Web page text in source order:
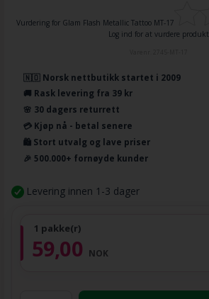
Vurdering for Glam Flash Metallic Tattoo MT-17
Log ind for at vurdere produkt
🇳🇴 Norsk nettbutikk startet i 2009
🚚 Rask levering fra 39 kr
🌸 30 dagers returrett
💳 Kjøp nå - betal senere
🛍️ Stort utvalg og lave priser
🎉 500.000+ fornøyde kunder
Levering innen 1-3 dager
1 pakke(r)
59,00 NOK